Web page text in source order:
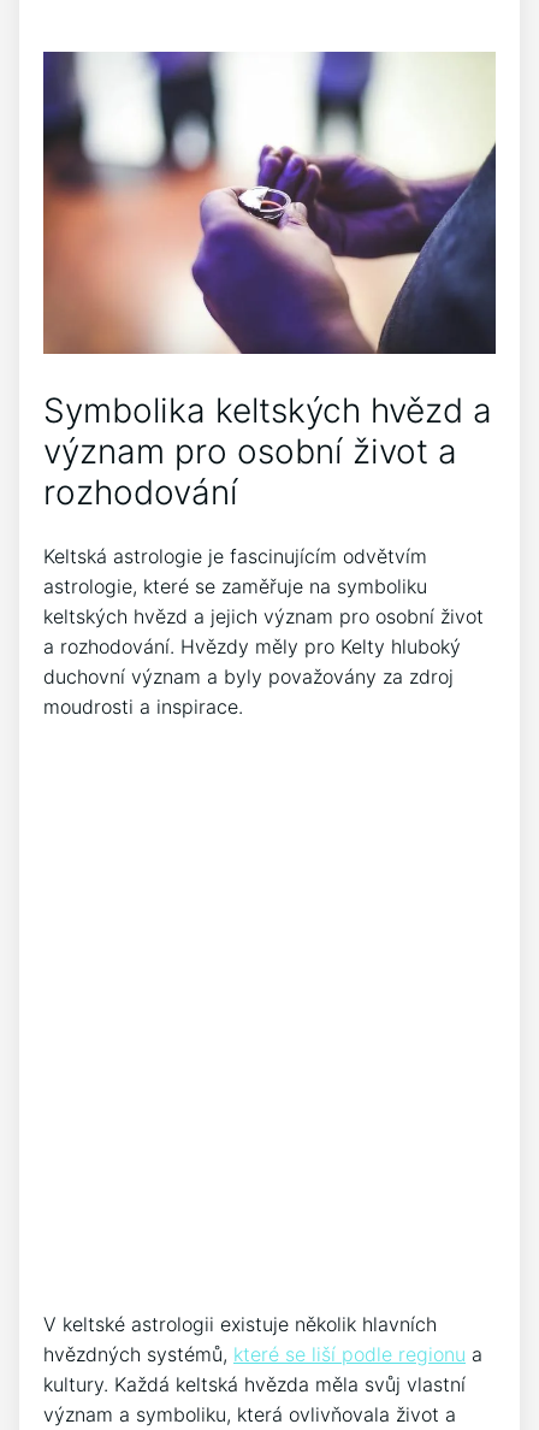
Symbolika keltských hvězd a
význam pro osobní život a
rozhodování
Keltská astrologie je fascinujícím odvětvím
astrologie, které se zaměřuje na symboliku
keltských hvězd a jejich význam pro osobní život
a rozhodování. Hvězdy měly pro Kelty hluboký
duchovní význam a byly považovány za zdroj
moudrosti a inspirace.
V keltské astrologii existuje několik hlavních
hvězdných systémů, které se liší podle regionu a
kultury. Každá keltská hvězda měla svůj vlastní
význam a symboliku, která ovlivňovala život a